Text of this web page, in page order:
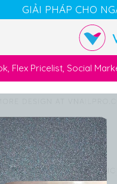
GIẢI PHÁP CHO
Chat
Flex Pricelist, Social